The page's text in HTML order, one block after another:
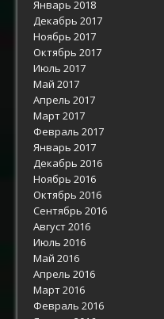
Январь 2018
Декабрь 2017
Ноябрь 2017
Октябрь 2017
Июль 2017
Май 2017
Апрель 2017
Март 2017
Февраль 2017
Январь 2017
Декабрь 2016
Ноябрь 2016
Октябрь 2016
Сентябрь 2016
Август 2016
Июль 2016
Май 2016
Апрель 2016
Март 2016
Февраль 2016